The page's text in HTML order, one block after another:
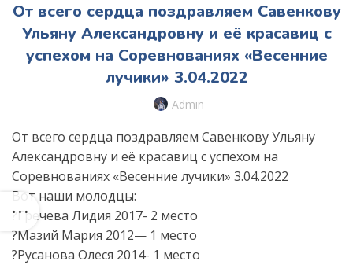
От всего сердца поздравляем Савенкову
Ульяну Александровну и её красавиц с
успехом на Соревнованиях «Весенние
лучики» 3.04.2022
Admin
От всего сердца поздравляем Савенкову Ульяну
Александровну и её красавиц с успехом на
Соревнованиях «Весенние лучики» 3.04.2022
Вот наши молодцы:
?Гречева Лидия 2017- 2 место
?Мазий Мария 2012— 1 место
?Русанова Олеся 2014- 1 место